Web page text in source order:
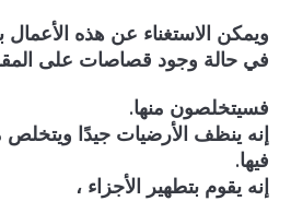
ويمكن الاستغناء عن هذه الأعمال
في حالة وجود قصاصات على
فسيتخلصون منها.
إنه ينظف الأرضيات جيدًا
فيها.
إنه يقوم بتطهير الأجزاء ،